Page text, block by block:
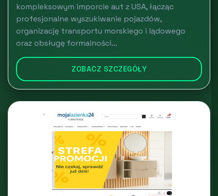
kompleksowym imporcie aut z USA, łącząc
profesjonalne wyszukiwanie pojazdów,
organizację transportu morskiego i lądowego
oraz obsługę formalności...
ZOBACZ SZCZEGÓŁY